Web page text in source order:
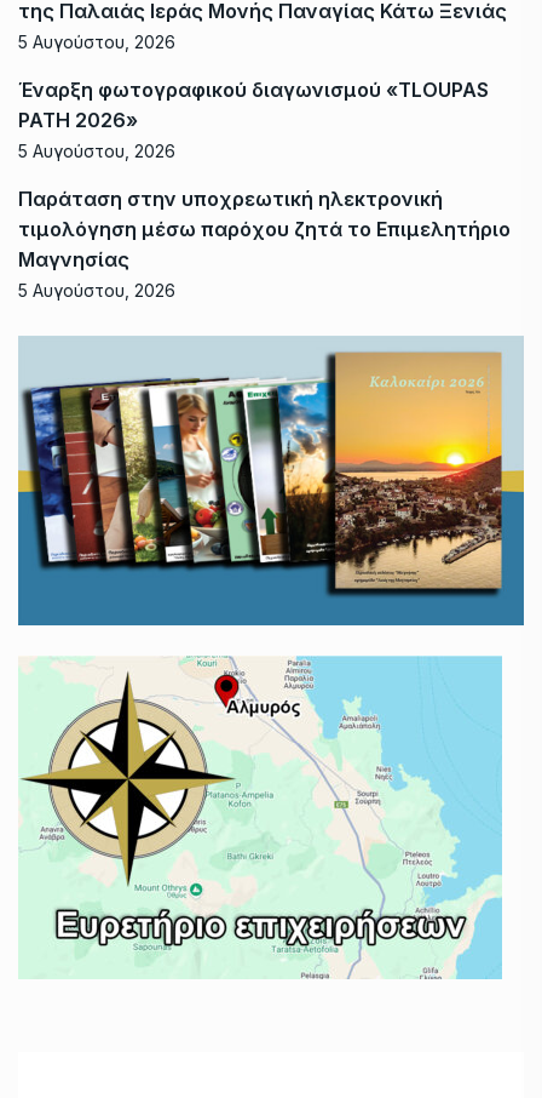
της Παλαιάς Ιεράς Μονής Παναγίας Κάτω Ξενιάς
5 Αυγούστου, 2026
Έναρξη φωτογραφικού διαγωνισμού «TLOUPAS
PATH 2026»
5 Αυγούστου, 2026
Παράταση στην υποχρεωτική ηλεκτρονική
τιμολόγηση μέσω παρόχου ζητά το Επιμελητήριο
Μαγνησίας
5 Αυγούστου, 2026